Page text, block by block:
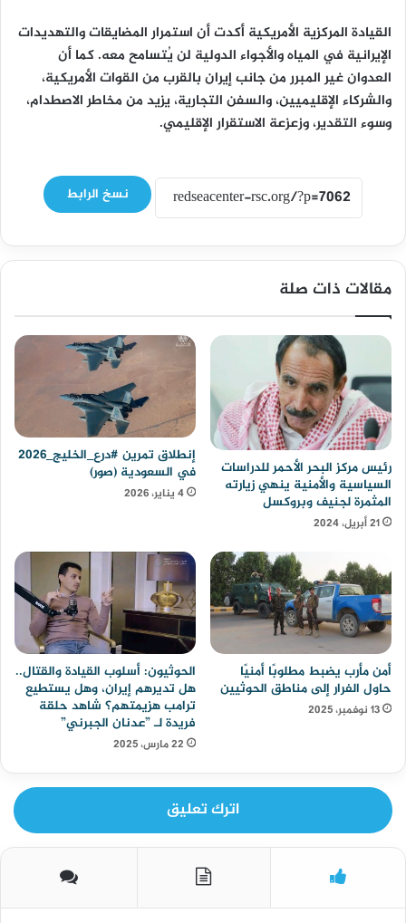
‏القيادة المركزية الأمريكية أكدت أن استمرار المضايقات والتهديدات
الإيرانية في المياه والأجواء الدولية لن يُتسامح معه. كما أن
العدوان غير المبرر من جانب إيران بالقرب من القوات الأمريكية،
والشركاء الإقليميين، والسفن التجارية، يزيد من مخاطر الاصطدام،
وسوء التقدير، وزعزعة الاستقرار الإقليمي.
نسخ الرابط
مقالات ذات صلة
رئيس مركز البحر الأحمر للدراسات
السياسية والأمنية ينهي زيارته
المثمرة لجنيف وبروكسل
21 أبريل، 2024
إنطلاق تمرين #درع_الخليج_2026
في السعودية (صور)
4 يناير، 2026
أمن مأرب يضبط مطلوبًا أمنيًا
حاول الفرار إلى مناطق الحوثيين
13 نوفمبر، 2025
الحوثيون: أسلوب القيادة والقتال..
هل تديرهم إيران، وهل يستطيع
ترامب هزيمتهم؟ شاهد حلقة
فريدة لـ ”عدنان الجبرني”
22 مارس، 2025
اترك تعليق